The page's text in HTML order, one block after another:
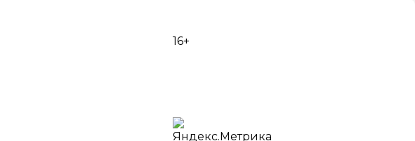
16+